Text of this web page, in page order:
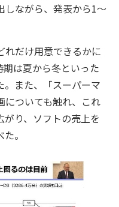
しながら、発表から1～
だけ用意できるかに
は夏から冬といった
。また、「スーパーマ
についても触れ、これ
り、ソフトの売上を
。